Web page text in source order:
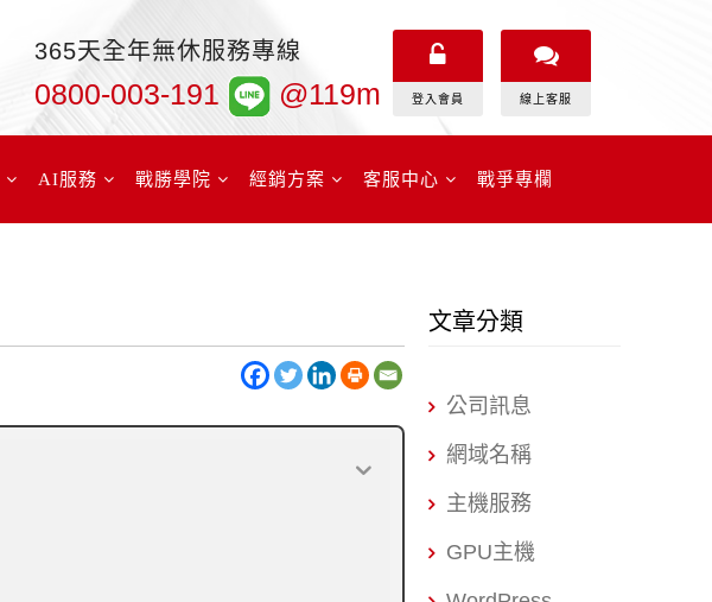
365天全年無休服務專線
0800-003-191 @119m 登入會員 線上客服
AI服務 戰勝學院 經銷方案 客服中心 戰爭專欄
文章分類
公司訊息
網域名稱
主機服務
GPU主機